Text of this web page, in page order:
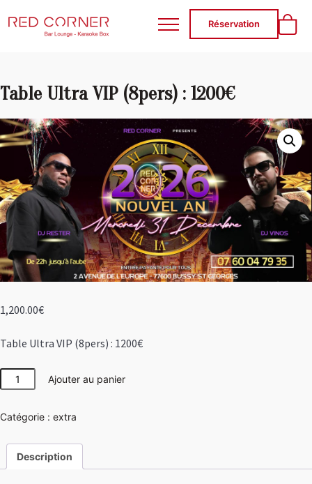
RED CORNER
Réservation
Table Ultra VIP (8pers) : 1200€
1,200.00€
Table Ultra VIP (8pers) : 1200€
quantité
de
Ultra
(8pers)
Ajouter au panier
Catégorie : extra
Description